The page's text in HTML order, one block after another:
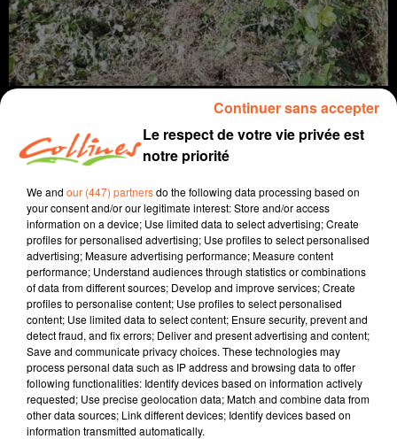
28 août 2025 - 13 min 21 sec
JOURNAL DU JEUDI 28 AOÛT (SOIR)
Fabien Gazeau
L'info près de chez vous
Présenté par Fabien Gazeau
- La précarité énergétique est une réalité pour bon
nombre de foyers. Les services civiques vont allés à la
rencontre de la jeunesse impactée par ce phénomène
- Un rendez-vous pour l'emploi se prépare en
Le respect de votre vie privée est
notre priorité
We and our (447) partnersdo the following data processing based on
your consent and/or our legitimate interest: Store and/or access
information on a device; Use limited data to select advertising; Create
profiles for personalised advertising; Use profiles to select personalised
advertising; Measure advertising performance; Measure content
performance; Understand audiences through statistics or combinations
of data from different sources; Develop and improve services; Create
profiles to personalise content; Use profiles to select personalised
content; Use limited data to select content; Ensure security, prevent and
detect fraud, and fix errors; Deliver and present advertising and content;
Save and communicate privacy choices. These technologies may
process personal data such as IP address and browsing data to offer
following functionalities: Identify devices based on information actively
requested; Use precise geolocation data; Match and combine data from
other data sources; Link different devices; Identify devices based on
information transmitted automatically.
Continuer sans accepter